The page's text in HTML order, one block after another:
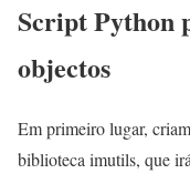
Script Python
objectos
Em primeiro lugar,
biblioteca imutils, que